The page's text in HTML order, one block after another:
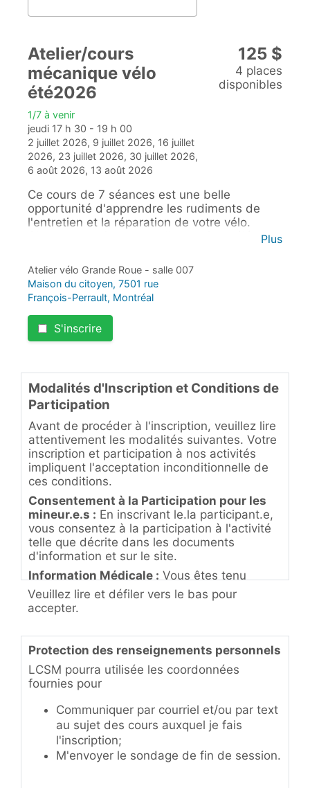
Atelier/cours
mécanique vélo
été2026
1/7 à venir
jeudi 17 h 30 - 19 h 00
2 juillet 2026, 9 juillet 2026, 16 juillet
2026, 23 juillet 2026, 30 juillet 2026,
6 août 2026, 13 août 2026
125 $
4 places
disponibles
Ce cours de 7 séances est une belle
opportunité d'apprendre les rudiments de
l'entretien et la réparation de votre vélo.
Chaque semaine, nous allons voir un élément
connaissances sur votre vélo ou sur celui
fourni par l'atelier. Chaque séance vous aurez
l'occasion de travailler sur votre vélo et de
repartir avec en meilleur état. Le prix des
pièces sont en plus. Au menu : crevaison,
changement de câble et de gaine,
roue et réparation libre de votre choix.
Plus
Atelier vélo Grande Roue - salle 007
Maison du citoyen, 7501 rue
François-Perrault, Montréal
S'inscrire
Modalités d'Inscription et Conditions de
Participation
Avant de procéder à l'inscription, veuillez lire
attentivement les modalités suivantes. Votre
inscription et participation à nos activités
impliquent l'acceptation inconditionnelle de
ces conditions.
Consentement à la Participation pour les
mineur.e.s : En inscrivant le.la participant.e,
vous consentez à la participation à l'activité
telle que décrite dans les documents
d'information et sur le site.
Information Médicale : Vous êtes tenu
d'informer l'instructeur.trice de toute
condition médicale préexistante du ou de la
participant.e qui pourrait influencer sa
Responsabilité :Vous reconnaissez et
acceptez les risques liés à la participation.
Droit à l'Image :
photos ou des vidéos puissent être prises et
utilisées à des fins promotionnelles.
Code de Conduite :
de Loisirs Communautaires Saint-Michel
Veuillez lire et défiler vers le bas pour
accepter.
Protection des renseignements personnels
LCSM pourra utilisée les coordonnées
fournies pour
Communiquer par courriel et/ou par text
au sujet des cours auxquel je fais
l'inscription;
M'envoyer le sondage de fin de session.